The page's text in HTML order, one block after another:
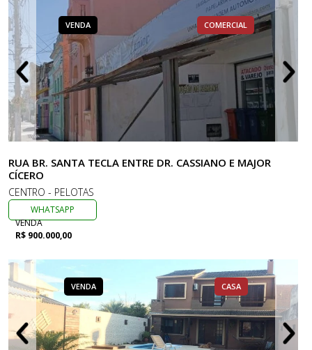
VENDA COMERCIAL
RUA BR. SANTA TECLA ENTRE DR. CASSIANO E MAJOR
CÍCERO
CENTRO - PELOTAS
WHATSAPP
VENDA
R$ 900.000,00
VENDA CASA